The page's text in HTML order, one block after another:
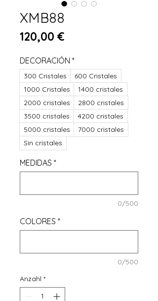
XMB88
120,00 €
DECORACIÓN *
300 Cristales
600 Cristales
1000 Cristales
1400 cristales
2000 cristales
2800 cristales
3500 cristales
4200 cristales
5000 cristales
7000 cristales
Sin cristales
MEDIDAS *
0/500
COLORES *
0/500
Anzahl *